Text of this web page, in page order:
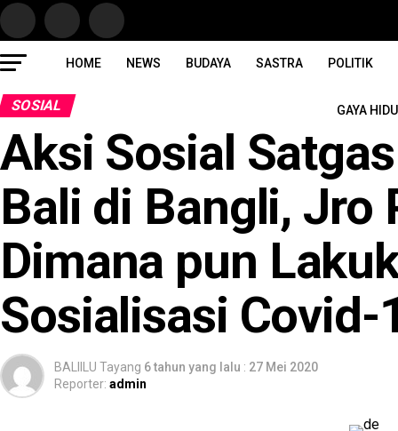
HOME NEWS BUDAYA SASTRA POLITIK
GAYA
SOSIAL
Aksi Sosial
Bali di Bangli, Jro
Dimana pun
Sosialisasi Covid-
BALIILU Tayang 6 tahun yang lalu : 27 Mei 2020
Reporter: admin